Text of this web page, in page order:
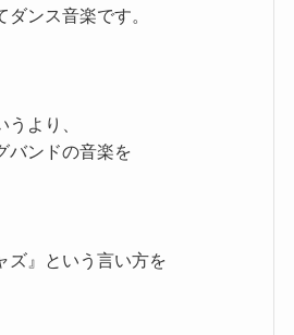
ンス音楽です。
より、
バンドの音楽を
ズ』という言い方を